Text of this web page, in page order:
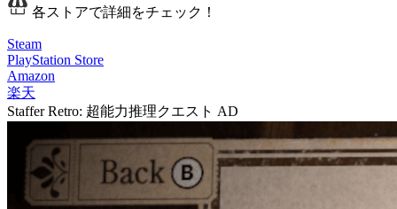
各ストアで詳細をチェック！
Steam
PlayStation Store
Amazon
楽天
Staffer Retro: 超能力推理クエスト AD